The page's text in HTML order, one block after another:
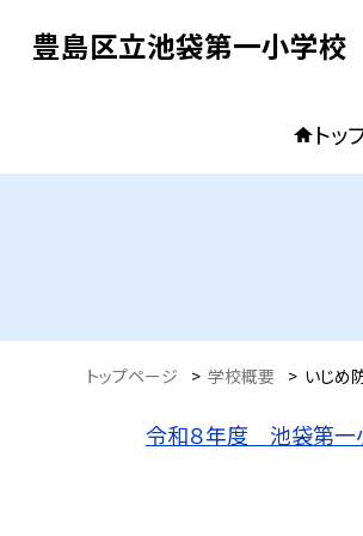
豊島区立池袋第一小学校
トッ
トップページ > 学校概要 > いじめ
令和８年度 池袋第一